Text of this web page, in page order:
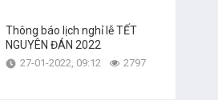
Thông báo lịch nghỉ lễ TẾT
NGUYÊN ĐÁN 2022
27-01-2022, 09:12 2797